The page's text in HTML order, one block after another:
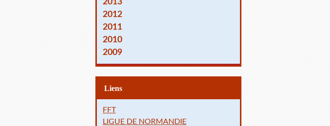
2013
2012
2011
2010
2009
Liens
FFT
LIGUE DE NORMANDIE